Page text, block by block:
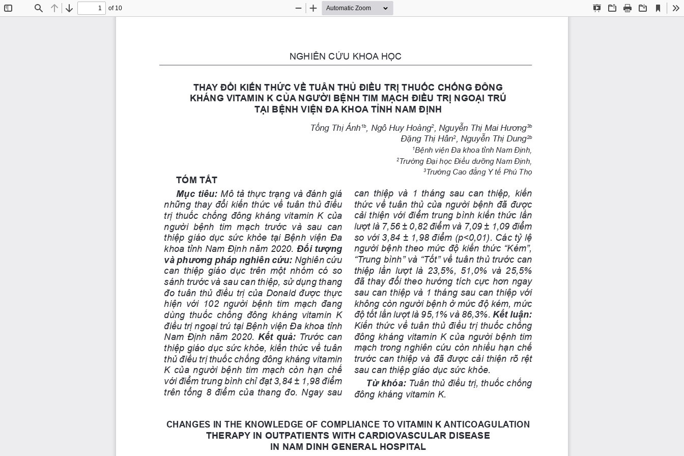
Find Previous
Next
of 10
Presentation
OpenPrint Download
Current
View
Zoom
Zoom
NGHIÊN CỨU KHOA HỌC
THAY ĐỔI KIẾN THỨC VỀ TUÂN THỦ ĐIỀU TRỊ THUỐC CHỐNG ĐÔNG
KHÁNG VITAMIN K CỦA NGƯỜI BỆNH TIM MẠCH ĐIỀU TRỊ NGOẠI TRÚ
TẠI BỆNH VIỆN ĐA KHOA TỈNH NAM ĐỊNH
Tống Thị Ánh1b, Ngô Huy Hoàng2, Nguyễn Thị Mai Hương3b
Đặng Thị Hân2, Nguyễn Thị Dung2b
1Bệnh viện Đa khoa tỉnh Nam Định,
2 Trường Đại học Điều dưỡng Nam Định,
3Trường Cao đẳng Y tế Phú Thọ
TÓM TẮT
Mục tiêu: Mô tả thực trạng và đánh giá
những thay đổi kiến thức về tuân thủ điều
trị thuốc chống đông kháng vitamin K của
người  bệnh  tim  mạch  trước  và  sau  can
thiệp giáo dục sức khỏe tại Bệnh viện Đa
khoa tỉnh Nam Định năm 2020. Đối tượng
và phương pháp nghiên cứu: Nghiên cứu
can  thiệp  giáo  dục  trên  một  nhóm  có  so
sánh trước và sau can thiệp, sử dụng thang
đo tuân thủ điều trị của Donald được thực
hiện  với  102  người  bệnh  tim  mạch  đang
dùng  thuốc  chống  đông  kháng  vitamin  K
điều trị ngoại trú tại Bệnh viện Đa khoa tỉnh
Nam Định năm 2020. Kết quả: Trước can
thiệp giáo dục sức khỏe, kiến thức về tuân
thủ điều trị thuốc chống đông kháng vitamin
K của người bệnh tim mạch còn hạn chế
với điểm trung bình chỉ đạt 3,84 ± 1,98 điểm
trên tổng 8 điểm của thang đo. Ngay sau
can  thiệp  và  1  tháng  sau  can  thiệp,  kiến
thức về tuân thủ của người bệnh đã được
cải thiện với điểm trung bình kiến thức lần
lượt là 7,56 ± 0,82 điểm và 7,09 ± 1,09 điểm
so với 3,84 ± 1,98 điểm (p<0,01). Các tỷ lệ
người bệnh theo mức độ kiến thức “Kém”,
“Trung bình” và “Tốt” về tuân thủ trước can
thiệp  lần  lượt  là  23,5%,  51,0%  và  25,5%
đã thay đổi theo hướng tích cực hơn ngay
sau can thiệp và 1 tháng sau can thiệp với
không còn người bệnh ở mức độ kém, mức
độ tốt lần lượt là 95,1% và 86,3%. Kết luận:
Kiến thức về tuân thủ điều trị thuốc chống
đông kháng vitamin K của người bệnh tim
mạch trong nghiên cứu còn nhiều hạn chế
trước can thiệp và đã được cải thiện rõ rệt
sau can thiệp giáo dục sức khỏe.
Từ khóa: Tuân thủ điều trị, thuốc chống
đông kháng vitamin K.
CHANGES IN THE KNOWLEDGE OF COMPLIANCE TO VITAMIN K ANTICOAGULATION
THERAPY IN OUTPATIENTS WITH CARDIOVASCULAR DISEASE
IN NAM DINH GENERAL HOSPITAL